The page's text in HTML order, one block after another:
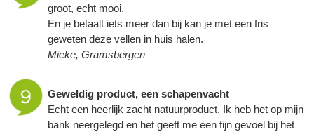
groot, echt mooi.
En je betaalt iets meer dan bij kan je met een fris
geweten deze vellen in huis halen.
Mieke, Gramsbergen
Geweldig product, een schapenvacht
Echt een heerlijk zacht natuurproduct. Ik heb het op mijn
bank neergelegd en het geeft me een fijn gevoel bij het